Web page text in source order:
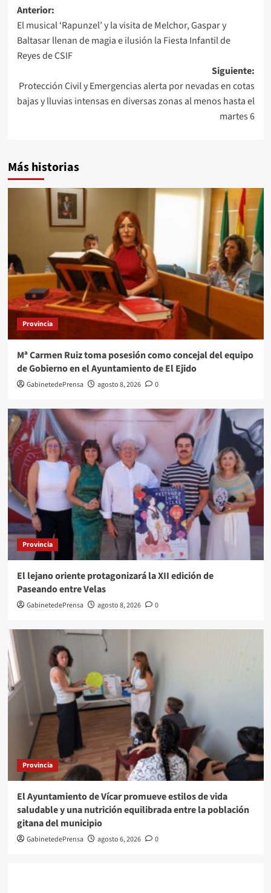
Navegación
de
entradas
Anterior:
El musical ‘Rapunzel’ y la visita de Melchor, Gaspar y
Baltasar llenan de magia e ilusión la Fiesta Infantil de
Reyes de CSIF
Siguiente:
Protección Civil y Emergencias alerta por nevadas en cotas
bajas y lluvias intensas en diversas zonas al menos hasta el
martes 6
Más historias
Provincia
Mª Carmen Ruiz toma posesión como concejal del equipo
de Gobierno en el Ayuntamiento de El Ejido
GabinetedePrensa agosto 8, 2026 0
Provincia
El lejano oriente protagonizará la XII edición de
Paseando entre Velas
GabinetedePrensa agosto 8, 2026 0
Provincia
El Ayuntamiento de Vícar promueve estilos de vida
saludable y una nutrición equilibrada entre la población
gitana del municipio
GabinetedePrensa agosto 6, 2026 0